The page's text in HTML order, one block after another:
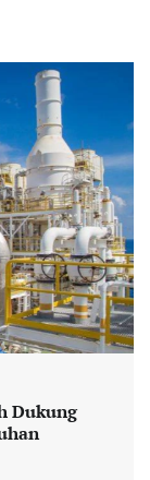
Dukung